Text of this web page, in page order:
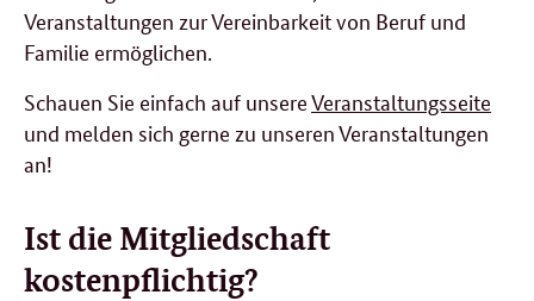
Veranstaltungen zur Vereinbarkeit von Beruf und
Familie ermöglichen.
Schauen Sie einfach auf unsereVeranstaltungsseite
und melden sich gerne zu unseren Veranstaltungen
an!
Ist die Mitgliedschaft
kostenpflichtig?